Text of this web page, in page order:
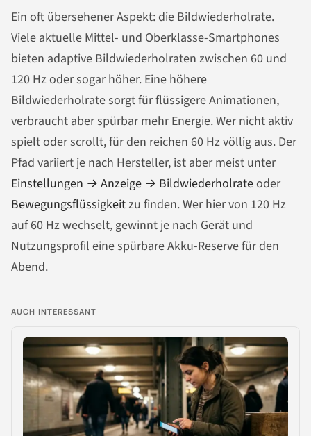
Ein oft übersehener Aspekt: die Bildwiederholrate.
Viele aktuelle Mittel- und Oberklasse-Smartphones
bieten adaptive Bildwiederholraten zwischen 60 und
120 Hz oder sogar höher. Eine höhere
Bildwiederholrate sorgt für flüssigere Animationen,
verbraucht aber spürbar mehr Energie. Wer nicht aktiv
spielt oder scrollt, für den reichen 60 Hz völlig aus. Der
Pfad variiert je nach Hersteller, ist aber meist unter
Einstellungen → Anzeige → Bildwiederholrateoder
Bewegungsflüssigkeitzu finden. Wer hier von 120 Hz
auf 60 Hz wechselt, gewinnt je nach Gerät und
Nutzungsprofil eine spürbare Akku-Reserve für den
Abend.
AUCH INTERESSANT